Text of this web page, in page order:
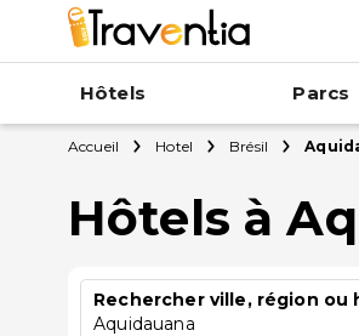
Hôtels Parcs
Accueil Hotel Brésil
Hôtels à
Rechercher ville, région ou
Aquidauana